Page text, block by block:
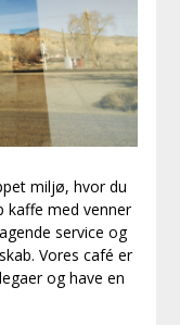
miljø, hvor du
kaffe med venner
service og
Vores café er
og have en